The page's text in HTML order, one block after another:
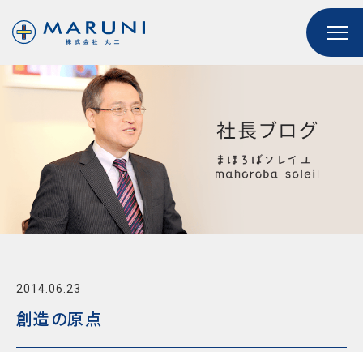
2014.06.23
創造の原点